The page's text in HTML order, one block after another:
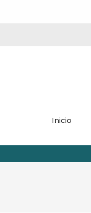
Inicio